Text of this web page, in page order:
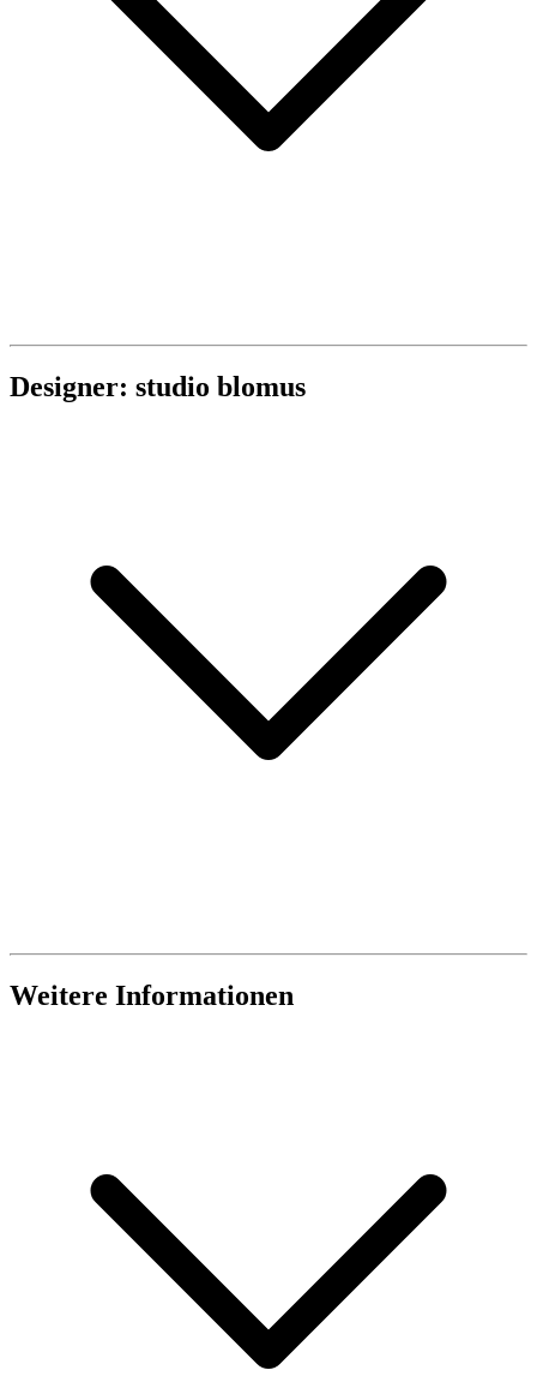
Designer: studio blomus
Weitere Informationen